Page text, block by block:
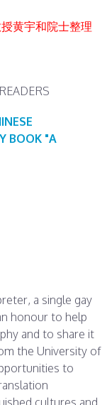
黄宇和院士整理
BOOK "A
a single gay
honour to help
and to share it
the University of
to